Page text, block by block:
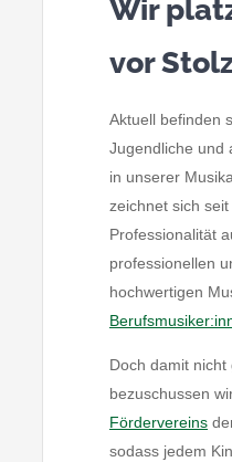
Wir
vor
Aktuell befinden
Jugendliche und
in unserer
zeichnet sich
Professionalität
professionellen
hochwertigen
Doch damit
bezuschussen
Fördervereins
sodass jedem